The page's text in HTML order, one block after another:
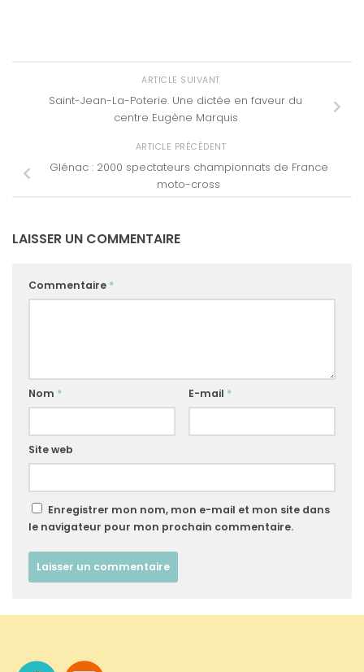
ARTICLE SUIVANT
Saint-Jean-La-Poterie. Une dictée en faveur du
centre Eugène Marquis
ARTICLE PRÉCÉDENT
Glénac : 2000 spectateurs championnats de France
moto-cross
LAISSER UN COMMENTAIRE
Commentaire *
Nom * E-mail *
Site web
Enregistrer mon nom, mon e-mail et mon site dans
le navigateur pour mon prochain commentaire.